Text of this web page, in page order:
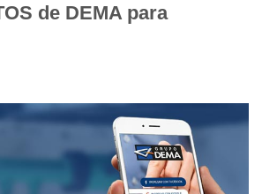
de DEMA para